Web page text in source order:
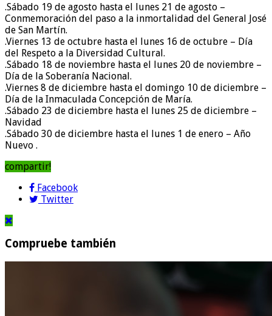
.Sábado 19 de agosto hasta el lunes 21 de agosto –
Conmemoración del paso a la inmortalidad del General José
de San Martín.
.Viernes 13 de octubre hasta el lunes 16 de octubre – Día
del Respeto a la Diversidad Cultural.
.Sábado 18 de noviembre hasta el lunes 20 de noviembre –
Día de la Soberanía Nacional.
.Viernes 8 de diciembre hasta el domingo 10 de diciembre –
Día de la Inmaculada Concepción de María.
.Sábado 23 de diciembre hasta el lunes 25 de diciembre –
Navidad
.Sábado 30 de diciembre hasta el lunes 1 de enero – Año
Nuevo .
compartir!
Facebook
Twitter
Compruebe también